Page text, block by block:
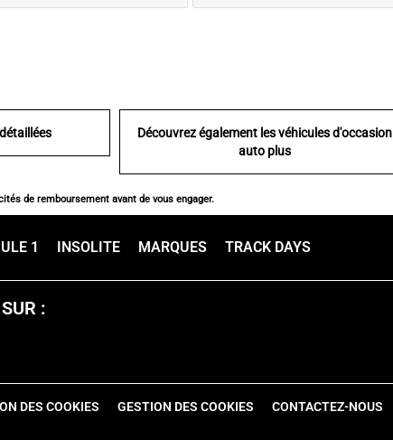
Découvrez également les véhicules d'occasion
auto plus
de remboursement avant de vous engager.
1 INSOLITE MARQUES TRACK DAYS
:
DES COOKIES GESTION DES COOKIES CONTACTEZ-NOUS